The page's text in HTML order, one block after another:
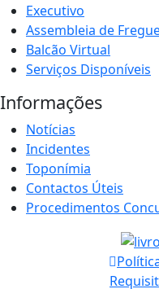
Executivo
Assembleia de
Balcão Virtual
Serviços Disponíveis
Informações
Notícias
Incidentes
Toponímia
Contactos Úteis
Procedimentos